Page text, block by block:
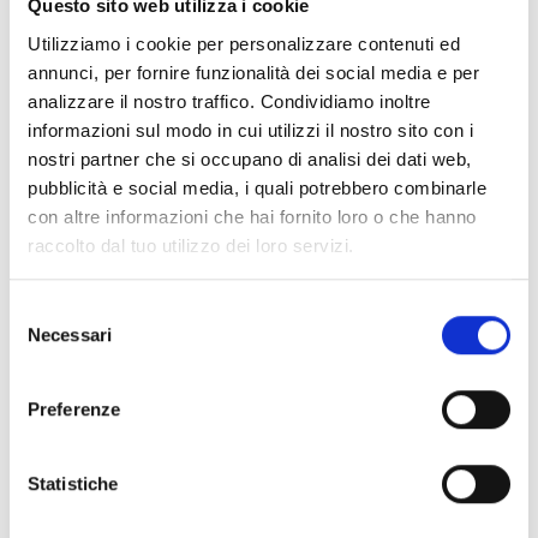
Questo sito web utilizza i cookie
Utilizziamo i cookie per personalizzare contenuti ed
annunci, per fornire funzionalità dei social media e per
analizzare il nostro traffico. Condividiamo inoltre
informazioni sul modo in cui utilizzi il nostro sito con i
nostri partner che si occupano di analisi dei dati web,
pubblicità e social media, i quali potrebbero combinarle
con altre informazioni che hai fornito loro o che hanno
raccolto dal tuo utilizzo dei loro servizi.
delNecessari
Preferenze
Statistiche
PROXIMITY‑LESER UND PROXIMITY‑SCHLÜSSEL
nBy/K und nBy/X
nKey, nBoss und nCard